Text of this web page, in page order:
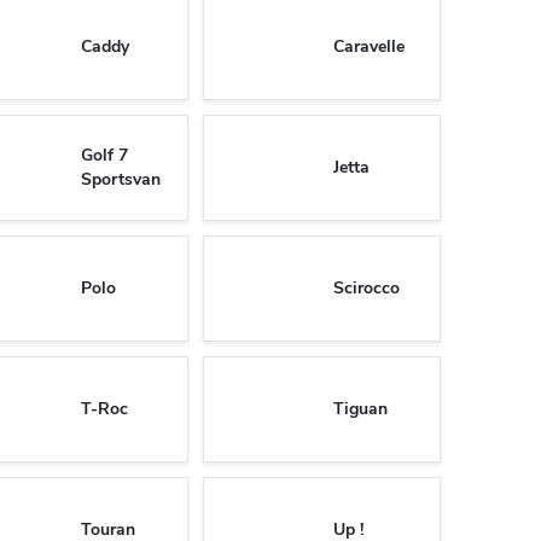
Caddy Caravelle
Golf 7
Sportsvan
Jetta
Polo Scirocco
T-Roc Tiguan
Touran Up !